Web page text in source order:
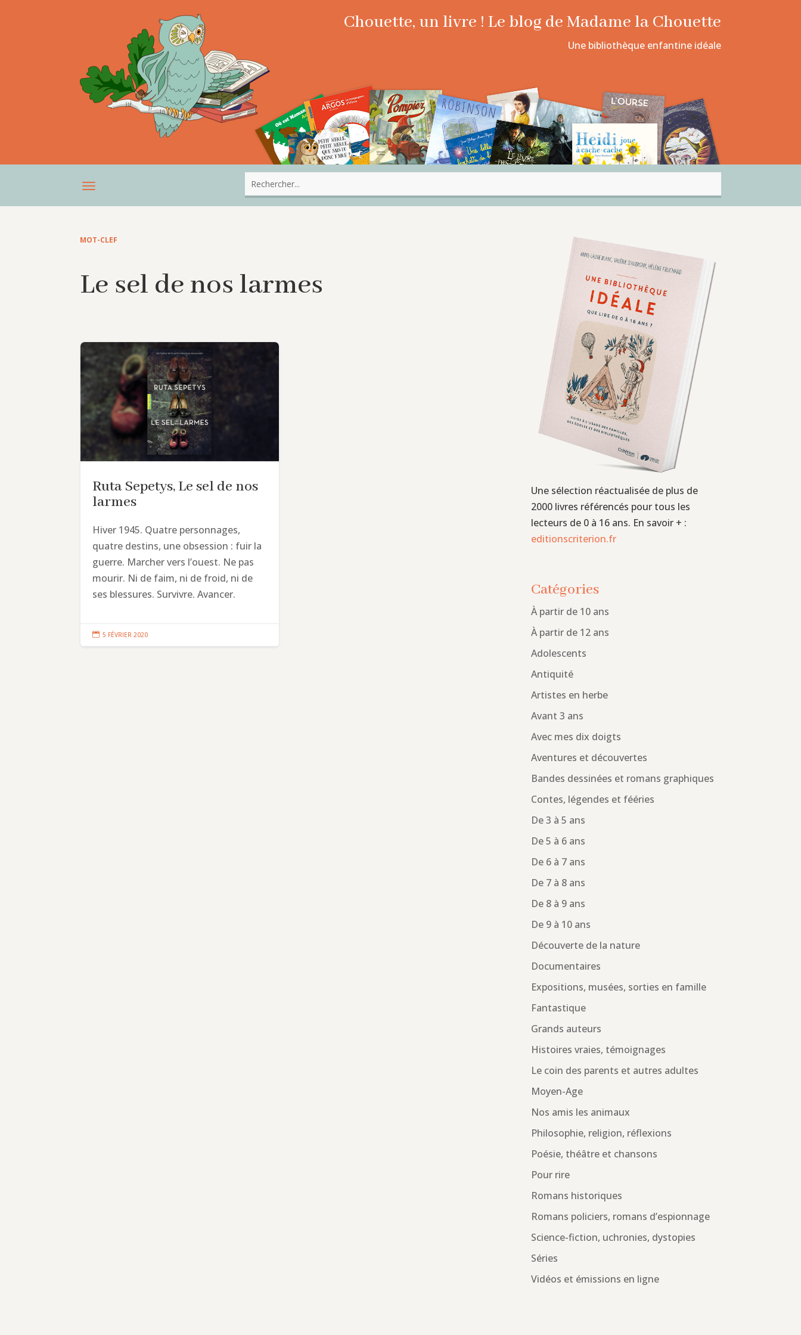
Chouette, un livre ! Le blog de Madame la Chouette
Une bibliothèque enfantine idéale
MOT-CLEF
Le sel de nos larmes
Ruta Sepetys, Le sel de nos
larmes
Hiver 1945. Quatre personnages,
quatre destins, une obsession : fuir la
guerre. Marcher vers l’ouest. Ne pas
mourir. Ni de faim, ni de froid, ni de
ses blessures. Survivre. Avancer.
 5 FÉVRIER 2020
Une sélection réactualisée de plus de
2000 livres référencés pour tous les
lecteurs de 0 à 16 ans. En savoir + :
editionscriterion.fr
Catégories
À partir de 10 ans
À partir de 12 ans
Adolescents
Antiquité
Artistes en herbe
Avant 3 ans
Avec mes dix doigts
Aventures et découvertes
Bandes dessinées et romans graphiques
Contes, légendes et fééries
De 3 à 5 ans
De 5 à 6 ans
De 6 à 7 ans
De 7 à 8 ans
De 8 à 9 ans
De 9 à 10 ans
Découverte de la nature
Documentaires
Expositions, musées, sorties en famille
Fantastique
Grands auteurs
Histoires vraies, témoignages
Le coin des parents et autres adultes
Moyen-Age
Nos amis les animaux
Philosophie, religion, réflexions
Poésie, théâtre et chansons
Pour rire
Romans historiques
Romans policiers, romans d’espionnage
Science-fiction, uchronies, dystopies
Séries
Vidéos et émissions en ligne